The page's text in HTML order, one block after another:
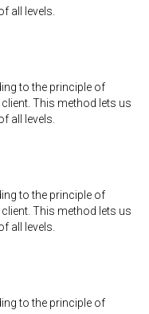
all levels.
to the principle of
This method lets us
all levels.
to the principle of
This method lets us
all levels.
to the principle of